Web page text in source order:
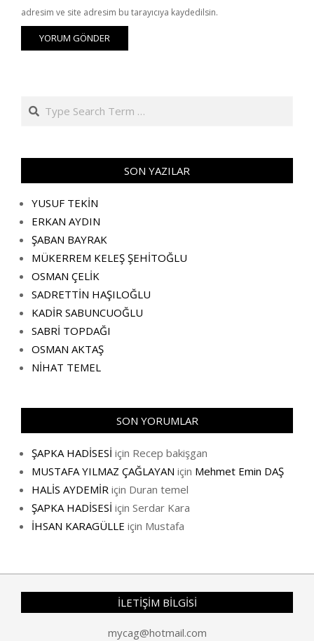
adresim ve site adresim bu tarayıcıya kaydedilsin.
Search
SON YAZILAR
YUSUF TEKİN
ERKAN AYDIN
ŞABAN BAYRAK
MÜKERREM KELEŞ ŞEHİTOĞLU
OSMAN ÇELİK
SADRETTİN HAŞILOĞLU
KADİR SABUNCUOĞLU
SABRİ TOPDAĞI
OSMAN AKTAŞ
NİHAT TEMEL
SON YORUMLAR
ŞAPKA HADİSESİ için Recep bakişgan
MUSTAFA YILMAZ ÇAĞLAYAN için Mehmet Emin DAŞ
HALİS AYDEMİR için Duran temel
ŞAPKA HADİSESİ için Serdar Kara
İHSAN KARAGÜLLE için Mustafa
İLETİŞİM BİLGİSİ
mycag@hotmail.com